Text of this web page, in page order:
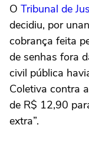
O Tribunal de
decidiu, por
cobrança feita
de senhas fora
civil pública
Coletiva contra
de R$ 12,90
extra”.